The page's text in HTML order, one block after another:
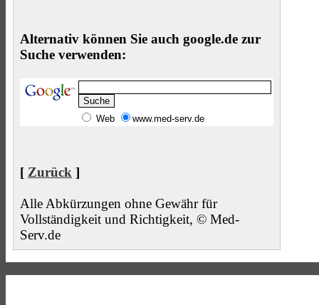
Alternativ können Sie auch google.de zur
Suche verwenden:
Web www.med-serv.de
[ Zurück ]
Alle Abkürzungen ohne Gewähr für
Vollständigkeit und Richtigkeit, © Med-
Serv.de